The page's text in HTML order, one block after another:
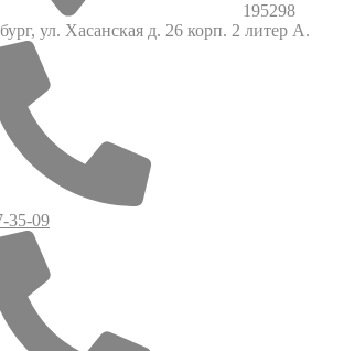
195298
ул. Хасанская д. 26 корп. 2 литер А.
35-09